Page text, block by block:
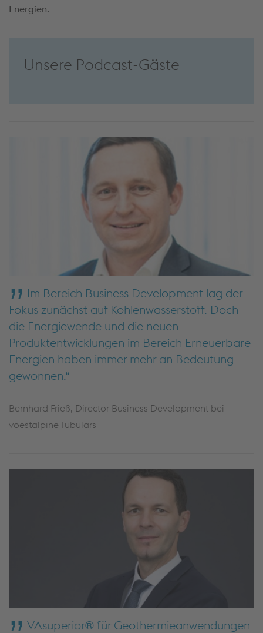
Energien.
Unsere Podcast-Gäste
Im Bereich Business Development lag der
Fokus zunächst auf Kohlenwasserstoff. Doch
die Energiewende und die neuen
Produktentwicklungen im Bereich Erneuerbare
Energien haben immer mehr an Bedeutung
gewonnen.
Bernhard Frieß, Director Business Development bei
voestalpine Tubulars
VAsuperior® für Geothermieanwendungen